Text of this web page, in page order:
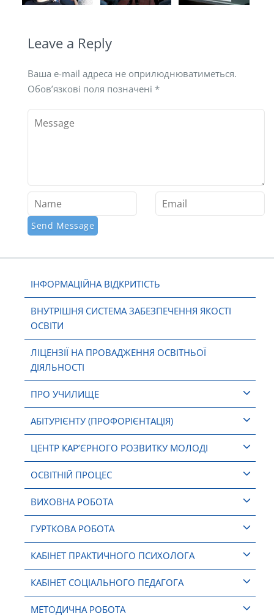
ІНФОРМАЦІЙНА ВІДКРИТІСТЬ
ВНУТРІШНЯ СИСТЕМА ЗАБЕЗПЕЧЕННЯ ЯКОСТІ
ОСВІТИ
ЛІЦЕНЗІЇ НА ПРОВАДЖЕННЯ ОСВІТНЬОЇ
ДІЯЛЬНОСТІ
ПРО УЧИЛИЩЕ
АБІТУРІЄНТУ (ПРОФОРІЄНТАЦІЯ)
ЦЕНТР КАР’ЄРНОГО РОЗВИТКУ МОЛОДІ
ОСВІТНІЙ ПРОЦЕС
ВИХОВНА РОБОТА
ГУРТКОВА РОБОТА
КАБІНЕТ ПРАКТИЧНОГО ПСИХОЛОГА
КАБІНЕТ СОЦІАЛЬНОГО ПЕДАГОГА
МЕТОДИЧНА РОБОТА
Leave a Reply
Ваша e-mail адреса не оприлюднюватиметься.
Обов’язкові поля позначені *